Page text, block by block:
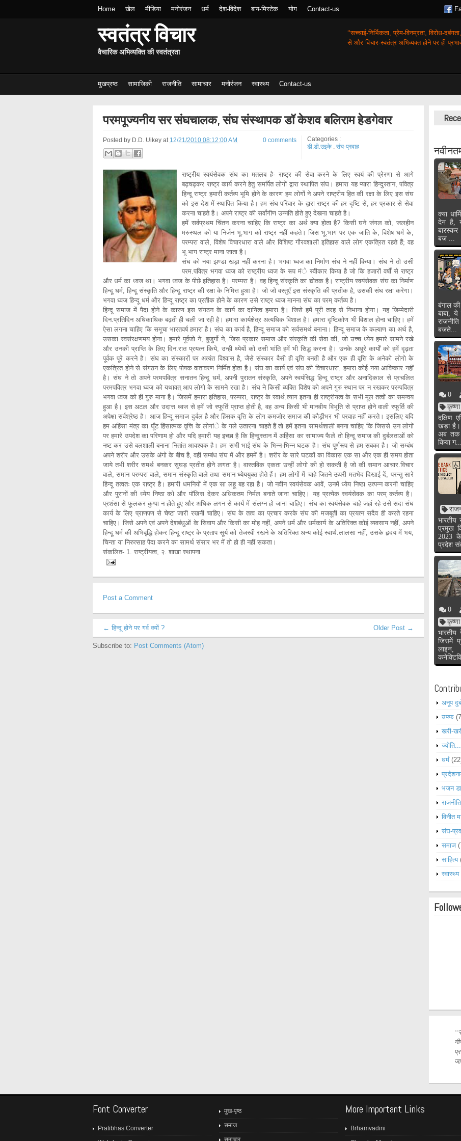
Home खेल मीडिया मनोरंजन धर्म देश-विदेश बाय-मिस्टेक योग Contact-us
स्वतंत्र विचार
वैचारिक अभिव्यक्ति की स्वतंत्रता
‘‘सच्चाई-निर्भिकता, प्रेम-विनम्रता, विरोध-
से और विचार-स्वतंत्र अभिव्यक्त होने पर ही
मुखप्रष्ठ सामाजिकी राजनीति सामाचार मनोरंजन स्वास्थ्य Contact-us
परमपूज्यनीय सर संघचालक, संघ संस्थापक डॉ केशव बलिराम हेडगेवार
Posted by D.D. Uikey at 12/21/2010 08:12:00 AM 0 comments
Categories :
डी.डी.उइके . संघ-प्रवाह
राष्ट्रीय स्वयंसेवक संघ का मतलब है- राष्ट्र की सेवा करने के लिए स्वयं की प्रेरणा से आगे
बढ़चढ़कर राष्ट्र कार्य करने हेतु समर्पित लोगों द्वारा स्थापित संघ। हमारा यह प्यारा हिन्दुस्तान, पवित्र
हिन्दू राष्ट्र हमारी कर्तव्य भूमि होने के कारण हम लोगों ने अपने राष्ट्रीय हित की रक्षा के लिए इस संघ
को इस देश में स्थापित किया है। हम संघ परिवार के द्वारा राष्ट्र की हर दृष्टि से, हर प्रकार से सेवा
करना चाहते है। अपने राष्ट्र की सर्वांगीण उन्नति होते हुए देखना चाहते है।
हमें सर्वप्रथम चिंतन करना चाहिए कि राष्ट्र का अर्थ क्या होता है? किसी घने जंगल को, जलहीन
मरुस्थल को या निर्जन भू.भाग को राष्ट्र नहीं कहते। जिस भू.भाग पर एक जाति के, विशेष धर्म के,
परम्परा वाले, विशेष विचारधारा वाले और विशिष्ट गौरवशाली इतिहास वाले लोग एकत्रित रहते हैं; वह
भू.भाग राष्ट्र माना जाता है।
संघ को नया झण्डा खड़ा नहीं करना है। भगवा ध्वज का निर्माण संघ ने नहीं किया। संघ ने तो उसी
परम.पवित्र भगवा ध्वज को राष्ट्रीय ध्वज के रूप मंे स्वीकार किया है जो कि हजारों वर्षाें से राष्ट्र
और धर्म का ध्वज था। भगवा ध्वज के पीछे इतिहास है। परम्परा है। वह हिन्दू संस्कृति का द्योतक है। राष्ट्रीय स्वयंसेवक संघ का निर्माण
हिन्दू धर्म, हिन्दू संस्कृति और हिन्दू राष्ट्र की रक्षा के निमित्त हुआ है। जो जो वस्तुएँ इस संस्कृति की प्रतीक है, उसकी संघ रक्षा करेगा।
भगवा ध्वज हिन्दू धर्म और हिन्दू राष्ट्र का प्रतीक होने के कारण उसे राष्ट्र ध्वज मानना संघ का परम् कर्तव्य है।
हिन्दू समाज में पैदा होने के कारण इस संगठन के कार्य का दायित्व हमारा है। जिसे हमें पूरी तरह से निभाना होगा। यह जिम्मेदारी
दिन.प्रतिदिन अधिकाधिक बढ़ती ही चली जा रही है। हमारा कार्यक्षेत्र अत्यधिक विशाल है। हमारा दृष्टिकोण भी विशाल होना चाहिए। हमें
ऐसा लगना चाहिए कि समूचा भारतवर्ष हमारा है। संघ का कार्य है, हिन्दू समाज को सर्वसमर्थ बनाना। हिन्दू समाज के कल्याण का अर्थ है,
उसका स्वसंरक्षणमय होना। हमारे पूर्वजो ने, बुजुर्गो ने, जिस प्रकार समाज और संस्कृति की सेवा की, जो उच्च ध्येय हमारे सामने रखे
और उनकी प्राप्ति के लिए दिन.रात प्रयत्न किये, उन्ही ध्येयों को उसी भांति हमें भी सिद्ध करना है। उनके अधूरे कार्यों को हमें दृढ़ता
पूर्वक पूरे करने है। संघ का संस्कारों पर अत्यंत विश्वास है, जैसे संस्कार वैसी ही वृत्ति बनती है और एक ही वृत्ति के अनेको लोगो के
एकत्रित होने से संगठन के लिए पोषक वातावरण निर्मित होता है। संघ का कार्य एवं संघ की विचारधारा. हमारा कोई नया आविष्कार नहीं
है। संघ ने तो अपने परमपवित्र सनातन हिन्दू धर्म, अपनी पुरातन संस्कृति, अपने स्वयंसिद्ध हिन्दू राष्ट्र और अनादिकाल से प्रचलित
परमपवित्र भगवा ध्वज को यथावत् आप लोगो के सामने रखा है। संघ ने किसी व्यक्ति विशेष को अपने गुरु स्थान पर न रखकर परम्पवित्र
भगवा ध्वज को ही गुरु माना है। जिसमें हमारा इतिहास, परम्परा, राष्ट्र के स्वार्थ.त्याग इतना ही राष्ट्रीयत्व के सभी मूल तत्वों का समन्वय
हुआ है। इस अटल और उदात्त ध्वज से हमें जो स्फूर्ति प्राप्त होती है, वह अन्य किसी भी मानवीय विभूति से प्राप्त होने वाली स्फूर्ति की
अपेक्षा सर्वश्रेष्ठ है। आज हिन्दू समाज दुर्बल है और हिंसक वृत्ति के लोग कमजोर समाज की कौड़ीभर भी परवाह नहीं करते। इसलिए यदि
हम अहिंसा मंत्र का घूँट हिंसात्मक वृत्ति के लोगांे के गले उतारना चाहते हैं तो हमें इतना सामर्थशाली बनना चाहिए कि जिससे उन लोगों
पर हमारे उपदेश का परिणाम हो और यदि हमारी यह इच्छा है कि हिन्दुस्तान में अहिंसा का सामाज्य फैले तो हिन्दू समाज की दुर्बलताओं को
नष्ट कर उसे बलशाली बनाना नितांत आवश्यक है। हम सभी भाई संघ के भिन्न-भिन्न घटक है। संघ पूर्णरूप से हम सबका है। जो सम्बंध
अपने शरीर और उसके अंगो के बीच है, वही सम्बंध संघ में और हममें है। शरीर के सारे घटकों का विकास एक सा और एक ही समय होता
जाये तभी शरीर समर्थ बनकर सुघड़ प्रतीत होने लगता है। वास्तविक एकता उन्हीं लोगो की हो सकती है जो की समान आचार.विचार
वाले, समान परम्परा वाले, समान संस्कृति वाले तथा समान ध्येययुक्त होते हैं। हम लोगों में चाहे जितने ऊपरी मतभेद दिखाई दें, परन्तु सारे
हिन्दू तत्वतः एक राष्ट्र है। हमारी धमनियों में एक सा लहू बह रहा है। जो नवीन स्वयंसेवक आवें, उनमें ध्येय निष्ठा उत्पन्न करनी चाहिए
और पुरानों की ध्येय निष्ठा को और पॉलिस देकर अधिकतम निर्मल बनाते जाना चाहिए। यह प्रत्येक स्वयंसेवक का परम् कर्तव्य है।
प्रशंसा से फूलकर कुप्पा न होते हुए और अधिक लगन से कार्य में संलग्न हो जाना चाहिए। संघ का स्वयंसेवक चाहे जहां रहे उसे सदा संघ
कार्य के लिए प्राणपण से चेष्टा जारी रखनी चाहिए। संघ के तत्व का प्रचार करके संघ की मजबूती का प्रयत्न सदैव ही करते रहना
चाहिए। जिसे अपने एवं अपने देशबंधुओं के सिवाय और किसी का मोह नहीं, अपने धर्म और धर्मकार्य के अतिरिक्त कोई व्यवसाय नहीं, अपने
हिन्दू धर्म की अभिवृद्धि होकर हिन्दू राष्ट्र के प्रताप सूर्य को तेजस्वी रखने के अतिरिक्त अन्य कोई स्वार्थ.लालसा नहीं, उसके हृदय में भय,
चिन्ता या निरुत्साह पैदा करने का सामर्थ संसार भर में तो हो ही नहीं सकता।
संकलित- 1. राष्ट्रीयत्व, २. शाखा स्थापना
Post a Comment
← हिन्दू होने पर गर्व क्यों ? Older Post →
Subscribe to: Post Comments (Atom)
क्या
देन है,
बज ...
बंगाल
बाबा,
बजते...
0
दक्षिण
खड़ा है।
अब तक
किया ग...
भारतीय
प्रमुख
2023
प्रदेश
0
जिसमें
लाइन,
अनूप
उफ्फ
खरी-
धर्मं
भजन
राजनीति
विनीत
संघ-
समाज
साहित्य
स्वास्थ्य
Font Converter
Pratibhas Converter
मुख-पृष्ठ
समाज
समाचार
More Important Links
Brhamvadini